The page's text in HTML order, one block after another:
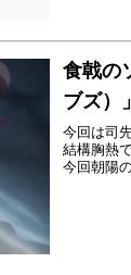
食戟の
ブズ）
今回は司
結構胸熱
今回朝陽